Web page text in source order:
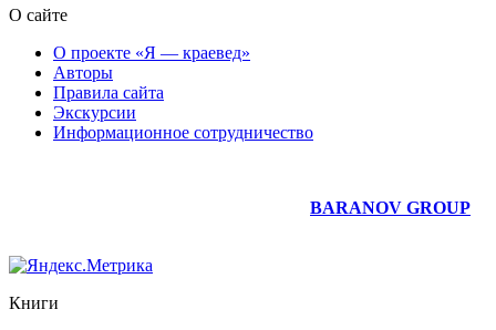
О сайте
О проекте «Я — краевед»
Авторы
Правила сайта
Экскурсии
Информационное сотрудничество
BARANOV GROUP
Книги